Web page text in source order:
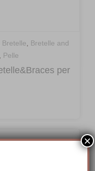
Bretelle, Bretelle and
, Pelle
per
×